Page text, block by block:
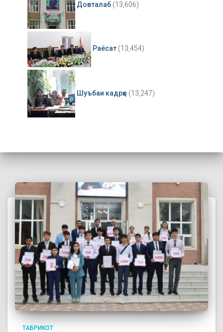
Довталаб (13,606)
Раёсат (13,454)
Шуъбаи кадрҳо (13,247)
ТАБРИКОТ